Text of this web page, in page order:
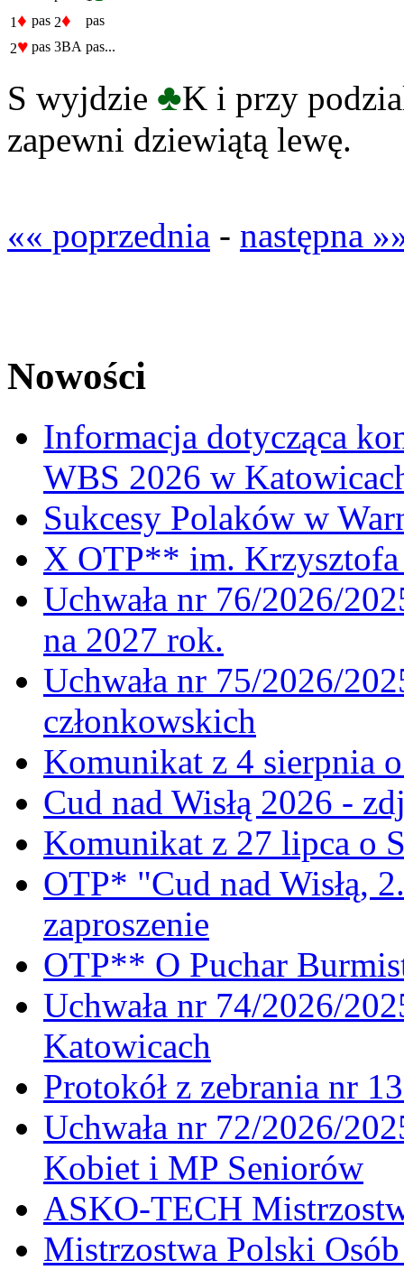
1♦ pas 2♦
pas
2♥ pas 3BA pas...
S wyjdzie ♣K i przy
zapewni dziewiątą lewę.
«« poprzednia - następna
Nowości
Informacja dotycząca
WBS 2026 w
Sukcesy Polaków w
X OTP** im. Krzysztofa
Uchwała nr 76/2026/
na 2027 rok.
Uchwała nr 75/2026/
członkowskich
Komunikat z 4 sierpnia
Cud nad Wisłą 2026 -
Komunikat z 27 lipca o
OTP* "Cud nad Wisłą,
zaproszenie
OTP** O Puchar
Uchwała nr 74/2026/
Katowicach
Protokół z zebrania nr
Uchwała nr 72/2026/
Kobiet i MP Seniorów
ASKO-TECH
Mistrzostwa Polski